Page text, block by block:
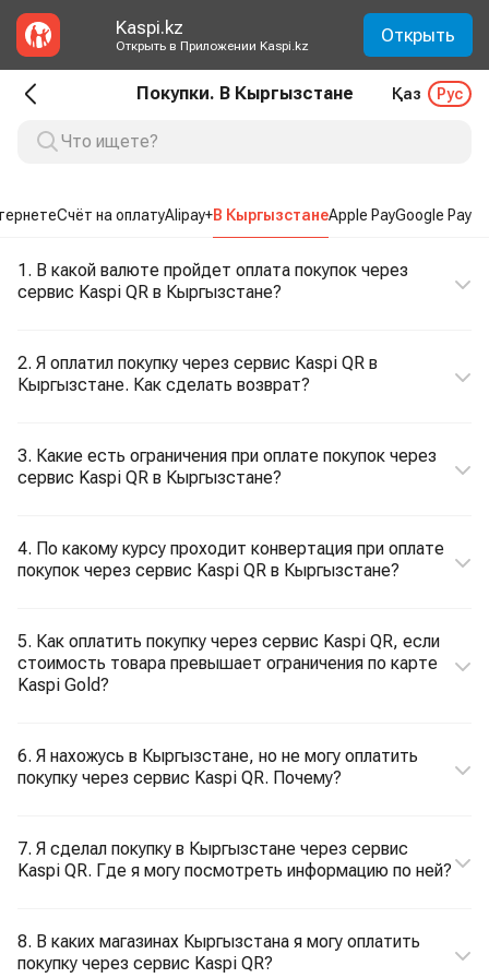
Kaspi.kz
Открыть в Приложении Kaspi.kz Открыть
Покупки. В Кыргызстане Қаз Рус
Счёт на оплатуAlipay+В КыргызстанеApple PayGoogle Pay
1. В какой валюте пройдет оплата покупок через
сервис Kaspi QR в Кыргызстане?
2. Я оплатил покупку через сервис Kaspi QR в
Кыргызстане. Как сделать возврат?
3. Какие есть ограничения при оплате покупок через
сервис Kaspi QR в Кыргызстане?
4. По какому курсу проходит конвертация при оплате
покупок через сервис Kaspi QR в Кыргызстане?
5. Как оплатить покупку через сервис Kaspi QR, если
стоимость товара превышает ограничения по карте
Kaspi Gold?
6. Я нахожусь в Кыргызстане, но не могу оплатить
покупку через сервис Kaspi QR. Почему?
7. Я сделал покупку в Кыргызстане через сервис
Kaspi QR. Где я могу посмотреть информацию по ней?
8. В каких магазинах Кыргызстана я могу оплатить
покупку через сервис Kaspi QR?